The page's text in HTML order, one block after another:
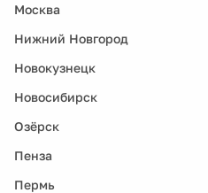
Москва
Нижний Новгород
Новокузнецк
Новосибирск
Озёрск
Пенза
Пермь